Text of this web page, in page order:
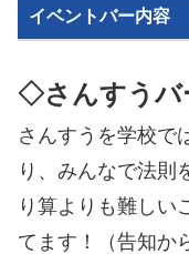
イベントバー内容
◇さんすうバ
さんすうを学校で
り、みんなで法則
り算よりも難しい
てます！（告知か